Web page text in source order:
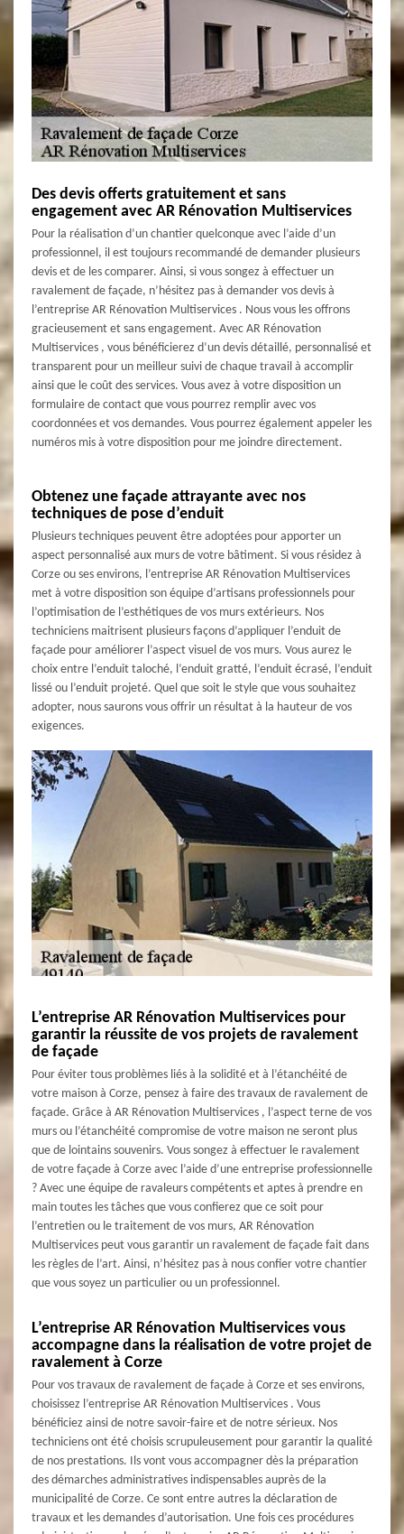
Des devis offerts gratuitement et sans
engagement avec AR Rénovation Multiservices
Pour la réalisation d’un chantier quelconque avec l’aide d’un
professionnel, il est toujours recommandé de demander plusieurs
devis et de les comparer. Ainsi, si vous songez à effectuer un
ravalement de façade, n’hésitez pas à demander vos devis à
l’entreprise AR Rénovation Multiservices . Nous vous les offrons
gracieusement et sans engagement. Avec AR Rénovation
Multiservices , vous bénéficierez d’un devis détaillé, personnalisé et
transparent pour un meilleur suivi de chaque travail à accomplir
ainsi que le coût des services. Vous avez à votre disposition un
formulaire de contact que vous pourrez remplir avec vos
coordonnées et vos demandes. Vous pourrez également appeler les
numéros mis à votre disposition pour me joindre directement.
Obtenez une façade attrayante avec nos
techniques de pose d’enduit
Plusieurs techniques peuvent être adoptées pour apporter un
aspect personnalisé aux murs de votre bâtiment. Si vous résidez à
Corze ou ses environs, l’entreprise AR Rénovation Multiservices
met à votre disposition son équipe d’artisans professionnels pour
l’optimisation de l’esthétiques de vos murs extérieurs. Nos
techniciens maitrisent plusieurs façons d’appliquer l’enduit de
façade pour améliorer l’aspect visuel de vos murs. Vous aurez le
choix entre l’enduit taloché, l’enduit gratté, l’enduit écrasé, l’enduit
lissé ou l’enduit projeté. Quel que soit le style que vous souhaitez
adopter, nous saurons vous offrir un résultat à la hauteur de vos
exigences.
L’entreprise AR Rénovation Multiservices pour
garantir la réussite de vos projets de ravalement
de façade
Pour éviter tous problèmes liés à la solidité et à l’étanchéité de
votre maison à Corze, pensez à faire des travaux de ravalement de
façade. Grâce à AR Rénovation Multiservices , l’aspect terne de vos
murs ou l’étanchéité compromise de votre maison ne seront plus
que de lointains souvenirs. Vous songez à effectuer le ravalement
de votre façade à Corze avec l’aide d’une entreprise professionnelle
? Avec une équipe de ravaleurs compétents et aptes à prendre en
main toutes les tâches que vous confierez que ce soit pour
l’entretien ou le traitement de vos murs, AR Rénovation
Multiservices peut vous garantir un ravalement de façade fait dans
les règles de l’art. Ainsi, n’hésitez pas à nous confier votre chantier
que vous soyez un particulier ou un professionnel.
L’entreprise AR Rénovation Multiservices vous
accompagne dans la réalisation de votre projet de
ravalement à Corze
Pour vos travaux de ravalement de façade à Corze et ses environs,
choisissez l’entreprise AR Rénovation Multiservices . Vous
bénéficiez ainsi de notre savoir-faire et de notre sérieux. Nos
techniciens ont été choisis scrupuleusement pour garantir la qualité
de nos prestations. Ils vont vous accompagner dès la préparation
des démarches administratives indispensables auprès de la
municipalité de Corze. Ce sont entre autres la déclaration de
travaux et les demandes d’autorisation. Une fois ces procédures